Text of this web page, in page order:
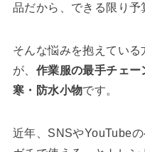
品だから、できる限り
そんな悩みを抱えてい
が、 作業服の最手チェ
寒・防水小物です。
近年、SNSやYouTube